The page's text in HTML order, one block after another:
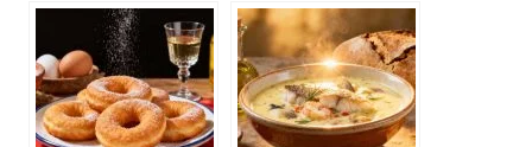
recette
traditionnelle et
savoureuse
recette
Traditionnelle